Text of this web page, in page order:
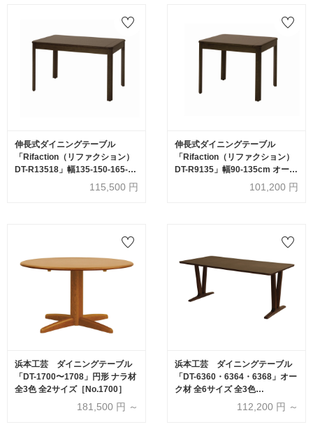
伸長式ダイニングテーブル
「Rifaction（リファクション）
DT-R13518」幅135-150-165-
180cm オーク材全2色115,500 円
伸長式ダイニングテーブル
「Rifaction（リファクション）
DT-R9135」幅90-135cm オーク
101,200 円
浜本工芸 ダイニングテーブル
「DT-1700〜1708」円形 ナラ材
全3色 全2サイズ［No.1700］
181,500 円 ～
浜本工芸 ダイニングテーブル
「DT-6360・6364・6368」オー
ク材 全6サイズ 全3色
112,200 円 ～